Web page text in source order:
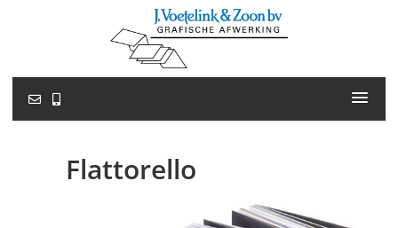
Flattorello